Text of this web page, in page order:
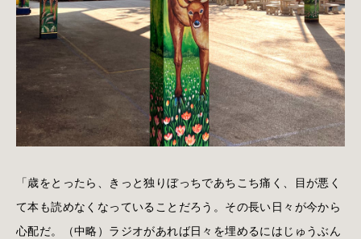
「歳をとったら、きっと独りぼっちであちこち痛く、目が悪く
て本も読めなくなっていることだろう。その長い日々が今から
心配だ。（中略）ラジオがあれば日々を埋めるにはじゅうぶん